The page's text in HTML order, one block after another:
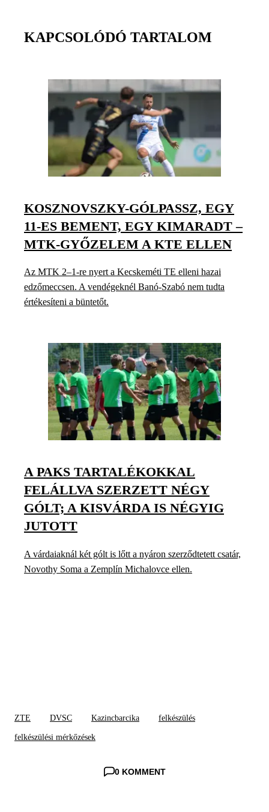
KAPCSOLÓDÓ TARTALOM
KOSZNOVSZKY-GÓLPASSZ, EGY
11-ES BEMENT, EGY KIMARADT –
MTK-GYŐZELEM A KTE ELLEN
Az MTK 2–1-re nyert a Kecskeméti TE elleni hazai
edzőmeccsen. A vendégeknél Banó-Szabó nem tudta
értékesíteni a büntetőt.
A PAKS TARTALÉKOKKAL
FELÁLLVA SZERZETT NÉGY
GÓLT; A KISVÁRDA IS NÉGYIG
JUTOTT
A várdaiaknál két gólt is lőtt a nyáron szerződtetett csatár,
Novothy Soma a Zemplín Michalovce ellen.
ZTE DVSC Kazincbarcika felkészülés
felkészülési mérkőzések
0 KOMMENT